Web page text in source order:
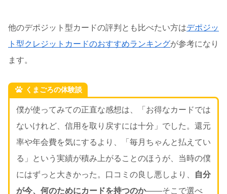
他のデポジット型カードの評判とも比べたい方はデポジッ
ト型クレジットカードのおすすめランキングが参考になり
ます。
くまごろの体験談
僕が使ってみての正直な感想は、「お得なカードでは
ないけれど、信用を取り戻すには十分」でした。還元
率や年会費を気にするより、「毎月ちゃんと払えてい
る」という実績が積み上がることのほうが、当時の僕
にはずっと大きかった。口コミの良し悪しより、
自分
が今、何のためにカードを持つのか——そこで選べ